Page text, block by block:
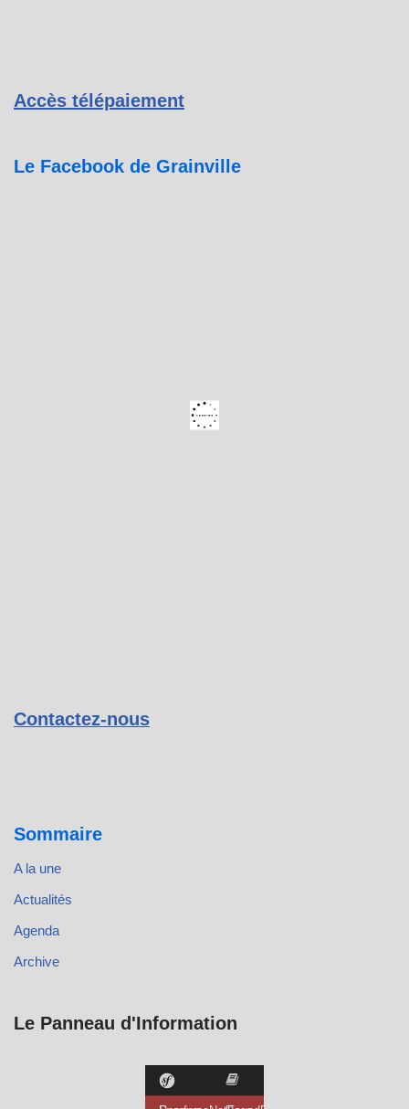
Accès télépaiement
Le Facebook de Grainville
Contactez-nous
Sommaire
A la une
Actualités
Agenda
Archive
Le Panneau d'Information